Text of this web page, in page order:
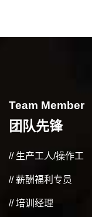
Team Member
团队先锋
// 生产工人/操作工
// 薪酬福利专员
// 培训经理